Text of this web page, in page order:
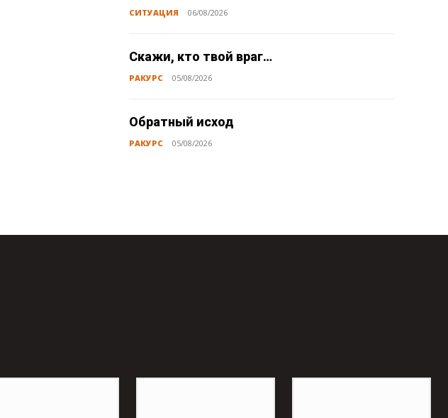
СИТУАЦИЯ 06/08/2026
Скажи, кто твой враг…
РАКУРС 05/08/2026
Обратный исход
РАКУРС 05/08/2026